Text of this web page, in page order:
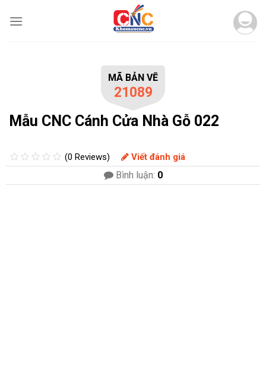
MÃ BẢN VẼ
21089
Mẫu CNC Cánh Cửa Nhà Gỗ 022
(0 Reviews) Viết đánh giá
Bình luận: 0